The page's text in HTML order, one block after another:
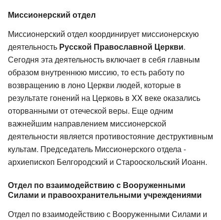
Миссионерский отдел
Миссионерский отдел координирует миссионерскую
деятельность Русской Православной Церкви.
Сегодня эта деятельность включает в себя главным
образом внутреннюю миссию, то есть работу по
возвращению в лоно Церкви людей, которые в
результате гонений на Церковь в XX веке оказались
оторванными от отеческой веры. Еще одним
важнейшим направлением миссионерской
деятельности является противостояние деструктивным
культам. Председатель Миссионерского отдела -
архиепископ Белгородский и Старооскольский Иоанн.
Отдел по взаимодействию с Вооруженными
Силами и правоохранительными учреждениями
Отдел по взаимодействию с Вооруженными Силами и